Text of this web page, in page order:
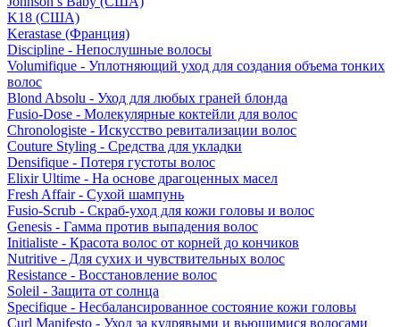
K18 (США)
Kerastase (Франция)
Discipline - Непослушные волосы
Volumifique - Уплотняющий уход для создания объема тонких
волос
Blond Absolu - Уход для любых граней блонда
Fusio-Dose - Молекулярные коктейли для волос
Chronologiste - Искусство ревитализации волос
Couture Styling - Средства для укладки
Densifique - Потеря густоты волос
Elixir Ultime - На основе драгоценных масел
Fresh Affair - Сухой шампунь
Fusio-Scrub - Скраб-уход для кожи головы и волос
Genesis - Гамма против выпадения волос
Initialiste - Красота волос от корней до кончиков
Nutritive - Для сухих и чувствительных волос
Resistance - Восстановление волос
Soleil - Защита от солнца
Specifique - Несбалансированное состояние кожи головы
Curl Manifesto - Уход за кудрявыми и вьющимися волосами